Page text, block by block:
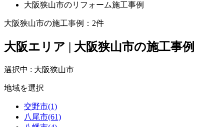
大阪狭山市のリフォーム施工事例
大阪狭山市の施工事例： 2件
大阪エリア | 大阪狭山市の施工事例
選択中 : 大阪狭山市
地域を選択
交野市(1)
八尾市(61)